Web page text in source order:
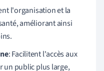
l'organisation et la
améliorant ainsi
: Facilitent l'accès aux
un public plus large,